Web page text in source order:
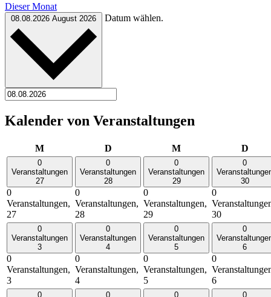
Dieser Monat
08.08.2026 August 2026 Datum wählen.
Kalender von Veranstaltungen
MMontag DDienstag MMittwoch D
0
Veranstaltungen
27
0
Veranstaltungen,
27
0
Veranstaltungen
28
0
Veranstaltungen,
28
0
Veranstaltungen
29
0
Veranstaltungen,
29
0
30
0
30
0
Veranstaltungen
3
0
Veranstaltungen,
3
0
Veranstaltungen
4
0
Veranstaltungen,
4
0
Veranstaltungen
5
0
Veranstaltungen,
5
0
6
0
6
0 0 0 0